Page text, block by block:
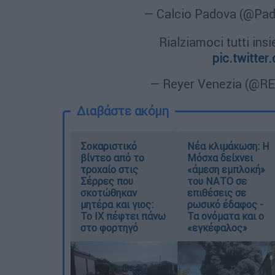
— Calcio Padova
Rialziamoci tutti
— Reyer Venezia
Διαβάστε ακόμη
Σοκαριστικό
βίντεο από το
τροχαίο στις
Σέρρες που
σκοτώθηκαν
μητέρα και γιος:
Το ΙΧ πέφτει πάνω
στο φορτηγό
Νέα κλιμάκωση: Η
Μόσχα δείχνει
«άμεση εμπλοκή»
του ΝΑΤΟ σε
επιθέσεις σε
ρωσικό έδαφος -
Τα ονόματα και ο
«εγκέφαλος»